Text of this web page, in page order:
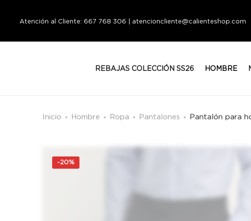
Atención al Cliente: 667 768 306 | atencioncliente@calienteshop.com
REBAJAS COLECCIÓN SS26 HOMBRE
Inicio Hombre Ropa Pantalones Pantalón para
-20%